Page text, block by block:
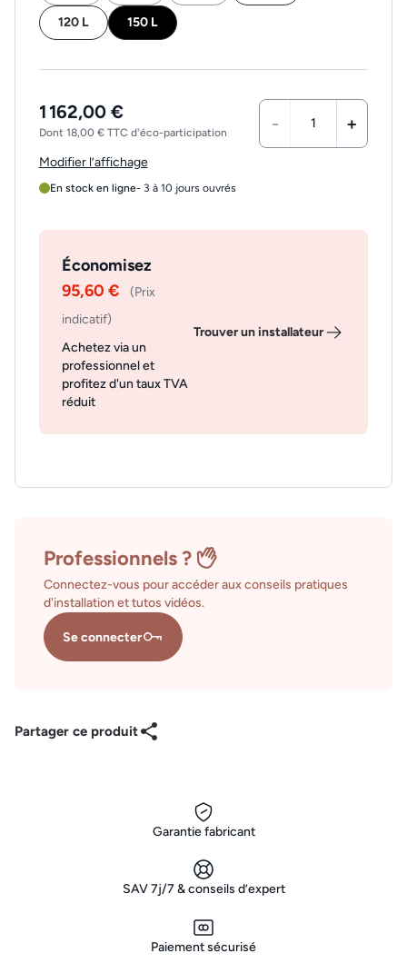
120 L 150 L
1 162,00 €
Dont 18,00 € TTC d'éco-participation - +
Modifier l’affichage
En stock en ligne- 3 à 10 jours ouvrés
Économisez
95,60 €
(Prix
indicatif)
Achetez via un
professionnel et
profitez d'un taux TVA
réduit
Trouver un installateur
Professionnels ?
Connectez-vous pour accéder aux conseils pratiques
d'installation et tutos vidéos.
Se connecter
Partager ce produit
Garantie fabricant
SAV 7j/7 & conseils d’expert
Paiement sécurisé